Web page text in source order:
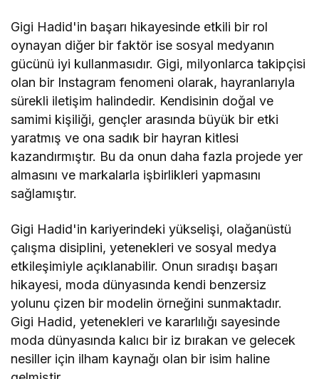
Gigi Hadid'in başarı hikayesinde etkili bir rol
oynayan diğer bir faktör ise sosyal medyanın
gücünü iyi kullanmasıdır. Gigi, milyonlarca takipçisi
olan bir Instagram fenomeni olarak, hayranlarıyla
sürekli iletişim halindedir. Kendisinin doğal ve
samimi kişiliği, gençler arasında büyük bir etki
yaratmış ve ona sadık bir hayran kitlesi
kazandırmıştır. Bu da onun daha fazla projede yer
almasını ve markalarla işbirlikleri yapmasını
sağlamıştır.
Gigi Hadid'in kariyerindeki yükselişi, olağanüstü
çalışma disiplini, yetenekleri ve sosyal medya
etkileşimiyle açıklanabilir. Onun sıradışı başarı
hikayesi, moda dünyasında kendi benzersiz
yolunu çizen bir modelin örneğini sunmaktadır.
Gigi Hadid, yetenekleri ve kararlılığı sayesinde
moda dünyasında kalıcı bir iz bırakan ve gelecek
nesiller için ilham kaynağı olan bir isim haline